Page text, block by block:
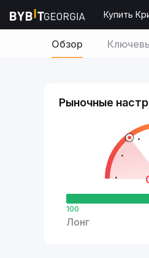
Купить
Обзор
Рыночные
100
Лонг